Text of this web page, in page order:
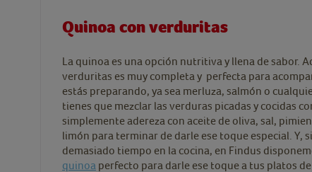
Quinoa con verduritas
La quinoa es una opción nutritiva y llena de sabor.
verduritas es muy completa y perfecta para
estás preparando, ya sea merluza, salmón o
tienes que mezclar las verduras picadas y cocidas
simplemente adereza con aceite de oliva, sal,
limón para terminar de darle ese toque especial. Y,
demasiado tiempo en la cocina, en Findus
quinoa perfecto para darle ese toque a tus platos